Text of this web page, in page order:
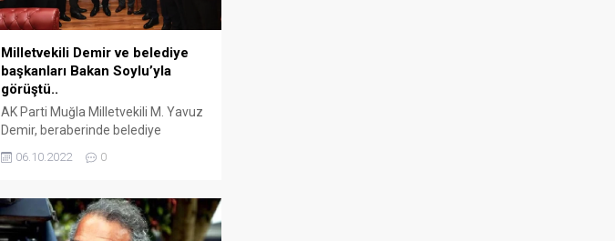
Milletvekili Demir ve belediye
başkanları Bakan Soylu’yla
görüştü..
AK Parti Muğla Milletvekili M. Yavuz
Demir, beraberinde belediye
başkanlarıyla İçişleri Bakanı
Süleyman Soylu’yla, Muğla ve
görüşme gerçekleştirdi. Arena
Bodrum Haber – Türkiye Büyük
06.10.2022 0